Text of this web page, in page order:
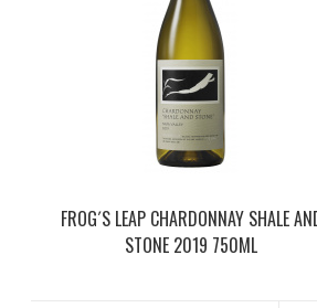
FROG´S LEAP CHARDONNAY SHALE
STONE 2019 750ML